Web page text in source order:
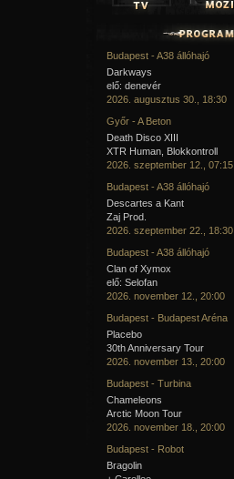
Budapest - A38 állóhajó
Darkways
elő: denevér
2026. augusztus 30., 18:30
Győr - A Beton
Death Disco XIII
XTR Human, Blokkontroll
2026. szeptember 12., 07:15
Budapest - A38 állóhajó
Descartes a Kant
Zaj Prod.
2026. szeptember 22., 18:30
Budapest - A38 állóhajó
Clan of Xymox
elő: Selofan
2026. november 12., 20:00
Budapest - Budapest Aréna
Placebo
30th Anniversary Tour
2026. november 13., 20:00
Budapest - Turbina
Chameleons
Arctic Moon Tour
2026. november 18., 20:00
Budapest - Robot
Bragolin